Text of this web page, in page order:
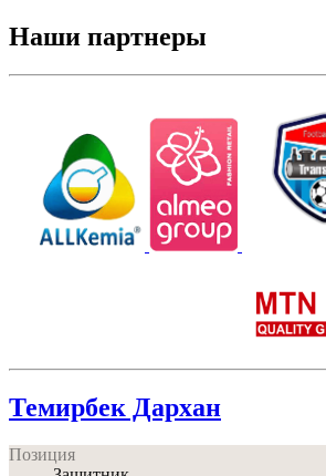
Наши партнеры
Темирбек Дархан
Позиция